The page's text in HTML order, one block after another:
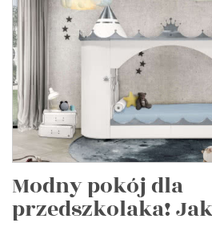
Modny pokój dla
przedszkolaka!